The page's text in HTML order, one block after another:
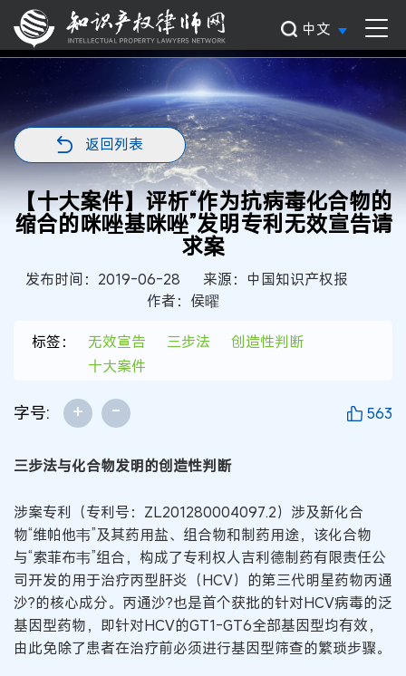
中文
返回列表
【十大案件】评析“作为抗病毒化合物的
缩合的咪唑基咪唑”发明专利无效宣告请
求案
发布时间：2019-06-28
来源：中国知识产权报
作者：侯曜
标签： 无效宣告 三步法
创造性判断
十大案件
字号: + - 563
三步法与化合物发明的创造性判断
涉案专利（专利号：ZL201280004097.2）涉及新化合
物“维帕他韦”及其药用盐、组合物和制药用途，该化合物
与“索菲布韦”组合，构成了专利权人吉利德制药有限责任公
司开发的用于治疗丙型肝炎（HCV）的第三代明星药物丙通
沙?的核心成分。丙通沙?也是首个获批的针对HCV病毒的泛
基因型药物，即针对HCV的GT1-GT6全部基因型均有效，
由此免除了患者在治疗前必须进行基因型筛查的繁琐步骤。